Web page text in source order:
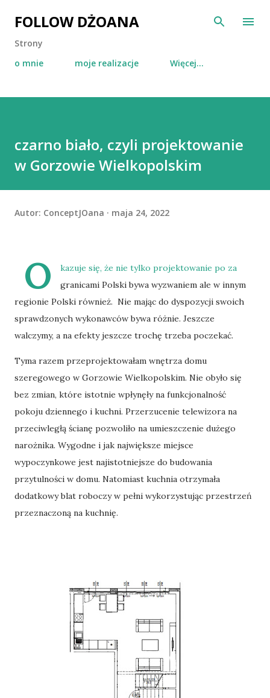
Przejdź do głównej zawartości
FOLLOW DŻOANA
Strony
o mnie
moje realizacje Więcej…
czarno biało, czyli projektowanie
w Gorzowie Wielkopolskim
Autor: ConceptJOana maja 24, 2022
O
kazuje się, że nie tylko projektowanie po za
granicami Polski bywa wyzwaniem ale w innym
regionie Polski również. Nie mając do dyspozycji swoich
sprawdzonych wykonawców bywa różnie. Jeszcze
walczymy, a na efekty jeszcze trochę trzeba poczekać.
Tyma razem przeprojektowałam wnętrza domu
szeregowego w Gorzowie Wielkopolskim. Nie obyło się
bez zmian, które istotnie wpłynęły na funkcjonalność
pokoju dziennego i kuchni. Przerzucenie telewizora na
przeciwległą ścianę pozwoliło na umieszczenie dużego
narożnika. Wygodne i jak największe miejsce
wypoczynkowe jest najistotniejsze do budowania
przytulności w domu. Natomiast kuchnia otrzymała
dodatkowy blat roboczy w pełni wykorzystując przestrzeń
przeznaczoną na kuchnię.